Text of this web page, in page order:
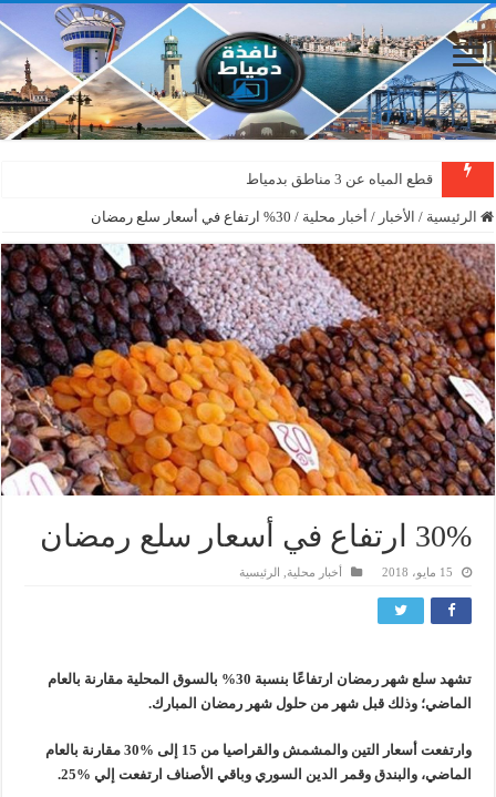
قطع المياه عن 3 مناطق بدمياط
الرئيسية / الأخبار / أخبار محلية / 30% ارتفاع في أسعار سلع رمضان
30% ارتفاع في أسعار سلع رمضان
15 مايو، 2018 أخبار محلية الرئيسية
تشهد سلع شهر رمضان ارتفاعًا بنسبة 30% بالسوق المحلية مقارنة بالعام
الماضي؛ وذلك قبل شهر من حلول شهر رمضان المبارك.
وارتفعت أسعار التين والمشمش والقراصيا من 15 إلى %30 مقارنة بالعام
الماضي، والبندق وقمر الدين السوري وباقي الأصناف ارتفعت إلي %25.